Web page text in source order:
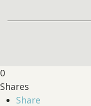
0
Shares
Share